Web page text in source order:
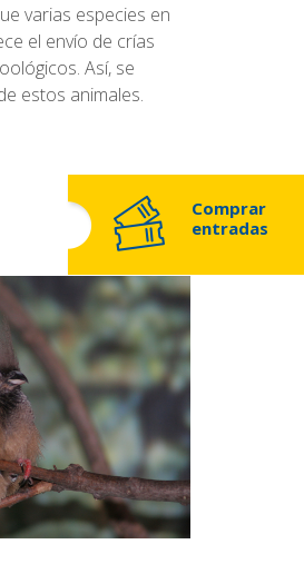
Comprar
entradas
varias especies en
el envío de crías
Así, se
estos animales.